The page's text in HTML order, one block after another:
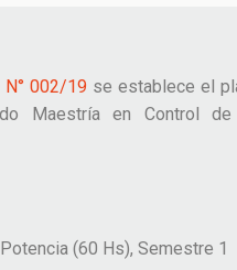
N° 002/19 se establece el
Maestría en Control de
(60 Hs), Semestre 1